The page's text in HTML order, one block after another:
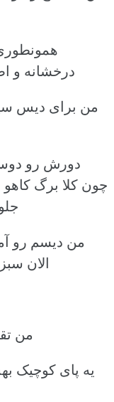
درخشانه و
من برای دیس
دورش رو
چون کلا برگ
من دیسم رو
الان
من
یه پای کوچیک